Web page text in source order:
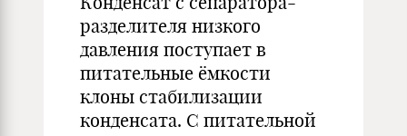
разделителя низкого
давления поступает в
питательные ёмкости
клоны стабилизации
конденсата. С питательной